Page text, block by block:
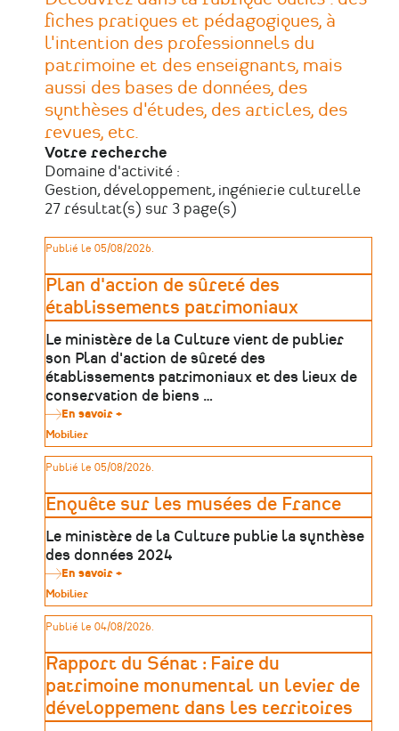
fiches pratiques et pédagogiques, à
l'intention des professionnels du
patrimoine et des enseignants, mais
aussi des bases de données, des
synthèses d'études, des articles, des
revues, etc.
Votre recherche
Domaine d'activité :
Gestion, développement, ingénierie culturelle
27 résultat(s) sur 3 page(s)
Publié le 05/08/2026.
Plan d'action de sûreté des
établissements patrimoniaux
Le ministère de la Culture vient de publier
son Plan d'action de sûreté des
établissements patrimoniaux et des lieux de
conservation de biens …
En savoir +
de
sûreté
établissements
patrimoniaux
Type
de
patrimoine
Mobilier
Publié le 05/08/2026.
Enquête sur les musées de France
Le ministère de la Culture publie la synthèse
des données 2024
En savoir +
les
musées
France
Type
de
patrimoine
Mobilier
Publié le 04/08/2026.
Rapport du Sénat : Faire du
patrimoine monumental un levier de
développement dans les territoires